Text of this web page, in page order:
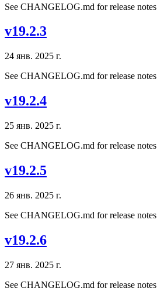
See CHANGELOG.md for release notes
v19.2.3
24 янв. 2025 г.
See CHANGELOG.md for release notes
v19.2.4
25 янв. 2025 г.
See CHANGELOG.md for release notes
v19.2.5
26 янв. 2025 г.
See CHANGELOG.md for release notes
v19.2.6
27 янв. 2025 г.
See CHANGELOG.md for release notes